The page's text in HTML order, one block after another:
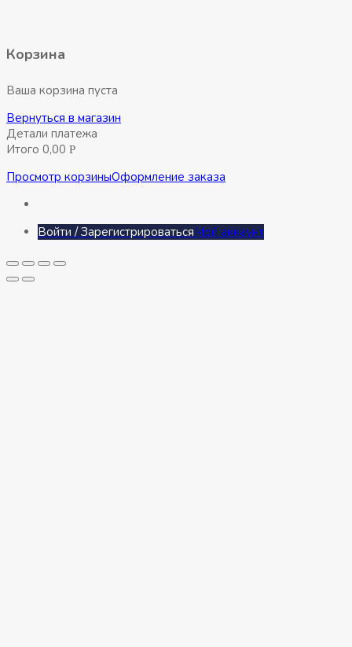
Корзина
Ваша корзина пуста
Вернуться в магазин
Детали платежа
Итого 0,00 Р
Просмотр корзиныОформление заказа
Войти / ЗарегистрироватьсяМой аккаунт